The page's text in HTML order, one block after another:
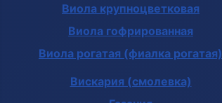
Виола крупноцветковая
Виола гофрированная
Виола рогатая (фиалка рогатая)
Вискария (смолевка)